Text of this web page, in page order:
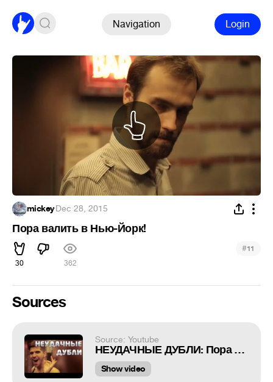
Navigation Login
mickey·Dec 28, 2015
Пора валить в Нью-Йорк!
30 362
#11
Sources
Source: Youtube
НЕУДАЧНЫЕ ДУБЛИ: Пора валить в Нью-Йорк!
Show video